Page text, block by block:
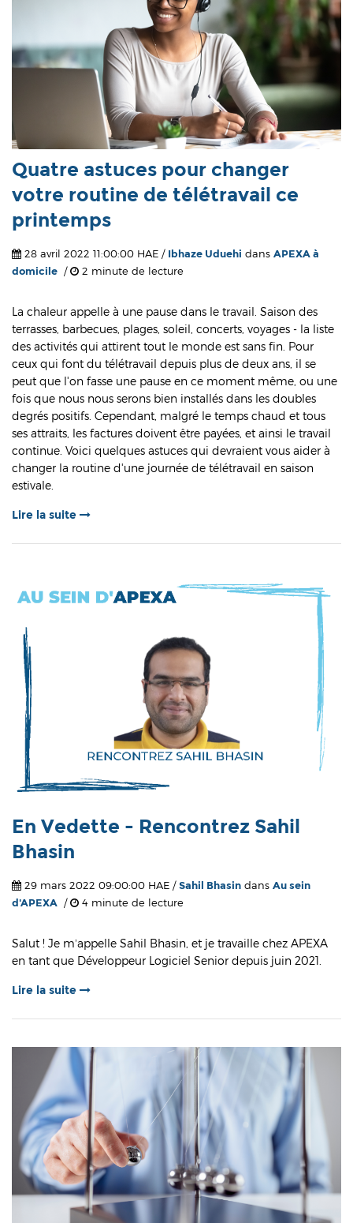
Quatre astuces pour changer
votre routine de télétravail ce
printemps
28 avril 2022 11:00:00 HAE / Ibhaze Uduehi dans APEXA à
domicile / 2 minute de lecture
La chaleur appelle à une pause dans le travail. Saison des
terrasses, barbecues, plages, soleil, concerts, voyages - la liste
des activités qui attirent tout le monde est sans fin. Pour
ceux qui font du télétravail depuis plus de deux ans, il se
peut que l'on fasse une pause en ce moment même, ou une
fois que nous nous serons bien installés dans les doubles
degrés positifs. Cependant, malgré le temps chaud et tous
ses attraits, les factures doivent être payées, et ainsi le travail
continue. Voici quelques astuces qui devraient vous aider à
changer la routine d'une journée de télétravail en saison
estivale.
Lire la suite
En Vedette - Rencontrez Sahil
Bhasin
29 mars 2022 09:00:00 HAE /Sahil Bhasin dans Au sein
d'APEXA / 4 minute de lecture
Salut ! Je m’appelle Sahil Bhasin, et je travaille chez APEXA
en tant que Développeur Logiciel Senior depuis juin 2021.
Lire la suite